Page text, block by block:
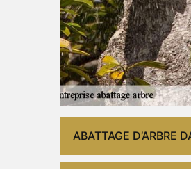
ABATTAGE D’ARBRE